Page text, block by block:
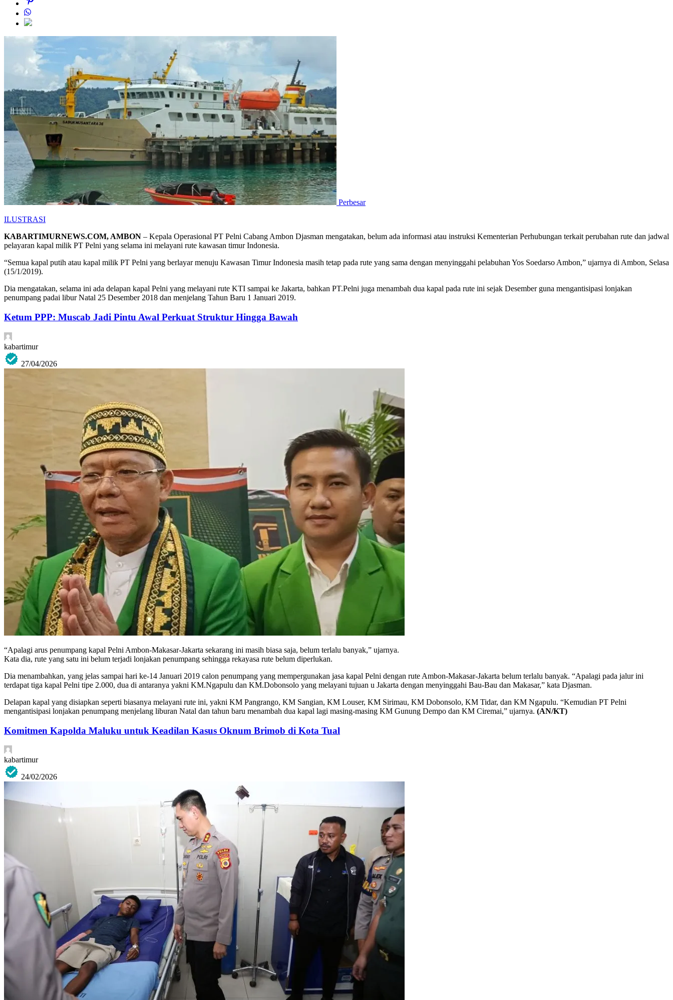
Perbesar
ILUSTRASI
KABARTIMURNEWS.COM, AMBON – Kepala Operasional PT Pelni Cabang Ambon Djasman mengatakan, belum ada informasi atau instruksi Kementerian Perhubungan terkait perubahan rute dan jadwal
pelayaran kapal milik PT Pelni yang selama ini melayani rute kawasan timur Indonesia.
“Semua kapal putih atau kapal milik PT Pelni yang berlayar menuju Kawasan Timur Indonesia masih tetap pada rute yang sama dengan menyinggahi pelabuhan Yos Soedarso Ambon,” ujarnya di Ambon, Selasa
(15/1/2019).
Dia mengatakan, selama ini ada delapan kapal Pelni yang melayani rute KTI sampai ke Jakarta, bahkan PT.Pelni juga menambah dua kapal pada rute ini sejak Desember guna mengantisipasi lonjakan
penumpang padai libur Natal 25 Desember 2018 dan menjelang Tahun Baru 1 Januari 2019.
Ketum PPP: Muscab Jadi Pintu Awal Perkuat Struktur Hingga Bawah
kabartimur
27/04/2026
“Apalagi arus penumpang kapal Pelni Ambon-Makasar-Jakarta sekarang ini masih biasa saja, belum terlalu banyak,” ujarnya.
Kata dia, rute yang satu ini belum terjadi lonjakan penumpang sehingga rekayasa rute belum diperlukan.
Dia menambahkan, yang jelas sampai hari ke-14 Januari 2019 calon penumpang yang mempergunakan jasa kapal Pelni dengan rute Ambon-Makasar-Jakarta belum terlalu banyak. “Apalagi pada jalur ini
terdapat tiga kapal Pelni tipe 2.000, dua di antaranya yakni KM.Ngapulu dan KM.Dobonsolo yang melayani tujuan u Jakarta dengan menyinggahi Bau-Bau dan Makasar,” kata Djasman.
Delapan kapal yang disiapkan seperti biasanya melayani rute ini, yakni KM Pangrango, KM Sangian, KM Louser, KM Sirimau, KM Dobonsolo, KM Tidar, dan KM Ngapulu. “Kemudian PT Pelni
mengantisipasi lonjakan penumpang menjelang liburan Natal dan tahun baru menambah dua kapal lagi masing-masing KM Gunung Dempo dan KM Ciremai,” ujarnya. (AN/KT)
Komitmen Kapolda Maluku untuk Keadilan Kasus Oknum Brimob di Kota Tual
kabartimur
24/02/2026